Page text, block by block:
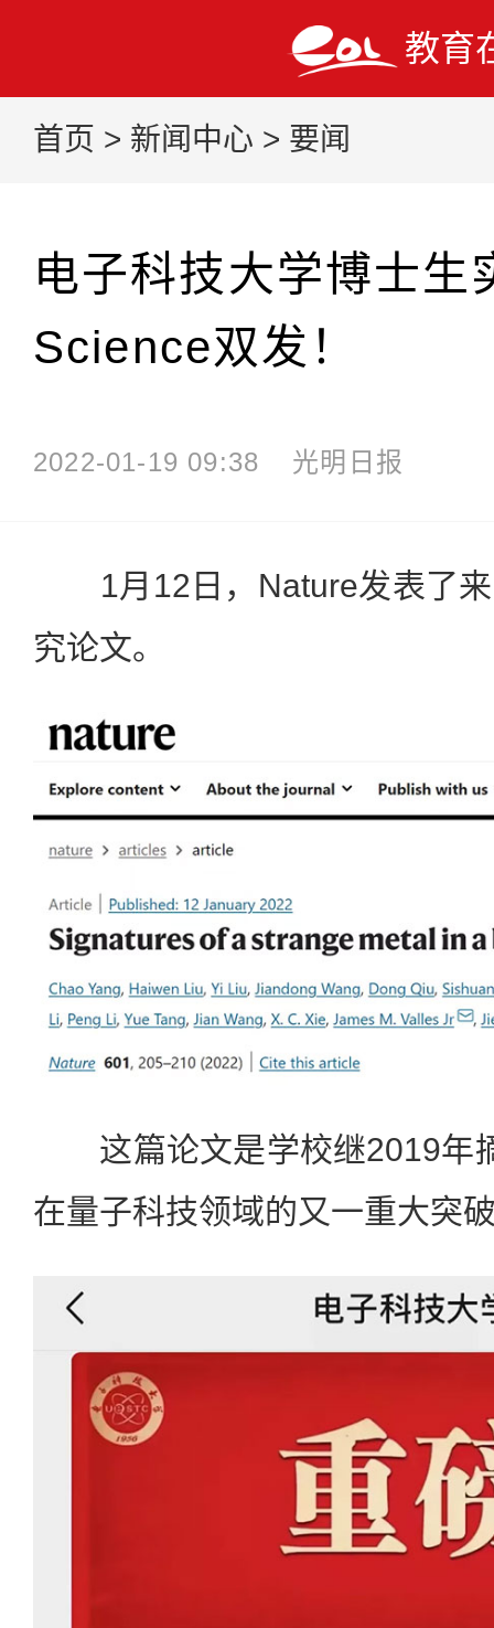
教育
首页 > 新闻中心 > 要闻
电子科技大学博士生
Science双发！
2022-01-19 09:38 光明日报
1月12日，Nature发表了来
究论文。
这篇论文是学校继2019年
在量子科技领域的又一重大突